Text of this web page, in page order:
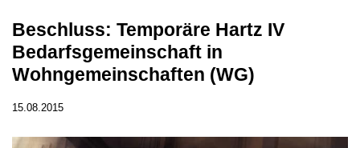
Beschluss: Temporäre Hartz IV
Bedarfsgemeinschaft in
Wohngemeinschaften (WG)
15.08.2015